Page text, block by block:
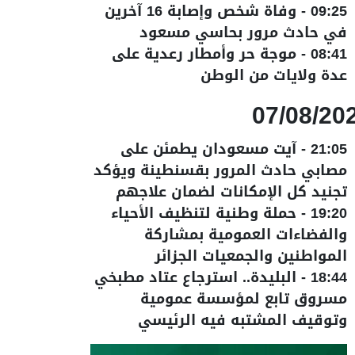
09:25
- وفاة شخص وإصابة 16 آخرين
في حادث مرور بحاسي مسعود
08:41
-موجة حر وأمطار رعدية على
عدة ولايات من الوطن
07/08/
21:05
-آيت مسعودان يطمئن على
مصابي حادث المرور بقسنطينة ويؤكد
تجنيد كل الإمكانات لضمان علاجهم
19:20
- حملة وطنية لتنظيف الأحياء
والفضاءات العمومية بمشاركة
المواطنين والجمعيات الجزائر
18:44
- البليدة.. استرجاع عتاد مطبخي
مسروق تابع لمؤسسة عمومية
وتوقيف المشتبه فيه الرئيسي